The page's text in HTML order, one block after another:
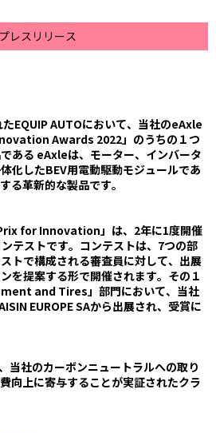
プレスリリース
EQUIP AUTOにおいて、当社のeAxle
Awards 2022」のうちの１つ
ある eAxleは、モーター、インバータ
化したBEV用電動駆動モジュールであ
る革新的な製品です。
for Innovation」は、2年に1度開催
テストです。コンテストは、7つの部
トで構成される審査員に対して、出展
を提案する形で開催されます。その１
and Tires」部門において、当社
EUROPE SAから出展され、受賞に
社のカーボンニュートラルへの取り
向上に寄与することが実証されたクラ